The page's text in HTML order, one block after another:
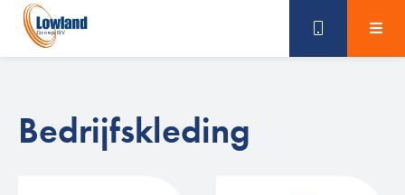
Skip
content
Bedrijfskleding